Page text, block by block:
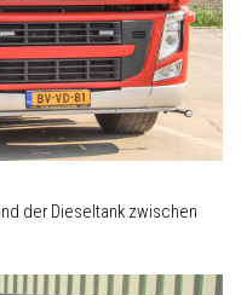
der Dieseltank zwischen